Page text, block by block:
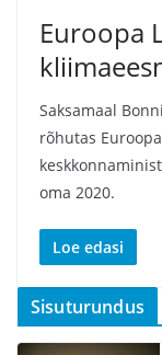
Euroopa
Saksamaal
rõhutas
oma 2020.
Loe edasi
Sisuturundus